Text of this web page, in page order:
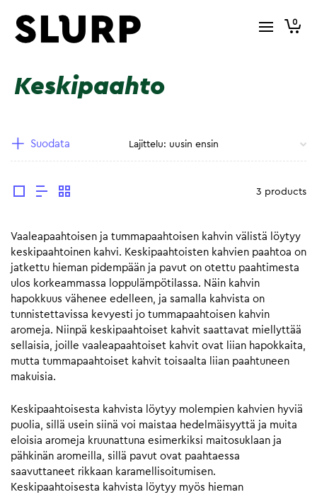
0
Keskipaahto
Suodata
3 products
Vaaleapaahtoisen ja tummapaahtoisen kahvin välistä löytyy
keskipaahtoinen kahvi. Keskipaahtoisten kahvien paahtoa on
jatkettu hieman pidempään ja pavut on otettu paahtimesta
ulos korkeammassa loppulämpötilassa. Näin kahvin
hapokkuus vähenee edelleen, ja samalla kahvista on
tunnistettavissa kevyesti jo tummapaahtoisen kahvin
aromeja. Niinpä keskipaahtoiset kahvit saattavat miellyttää
sellaisia, joille vaaleapaahtoiset kahvit ovat liian hapokkaita,
mutta tummapaahtoiset kahvit toisaalta liian paahtuneen
makuisia.
Keskipaahtoisesta kahvista löytyy molempien kahvien hyviä
puolia, sillä usein siinä voi maistaa hedelmäisyyttä ja muita
eloisia aromeja kruunattuna esimerkiksi maitosuklaan ja
pähkinän aromeilla, sillä pavut ovat paahtaessa
saavuttaneet rikkaan karamellisoitumisen.
Keskipaahtoisesta kahvista löytyy myös hieman